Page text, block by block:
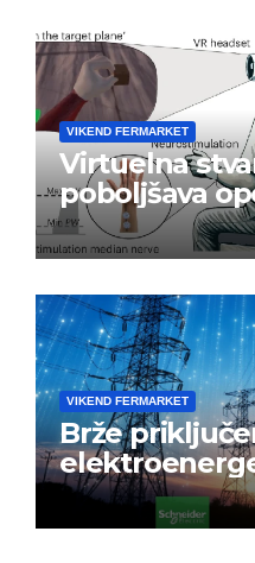
VIKEND FERMARKET
Virtuelna
poboljšava
nakon
VIKEND FERMARKET
Brže